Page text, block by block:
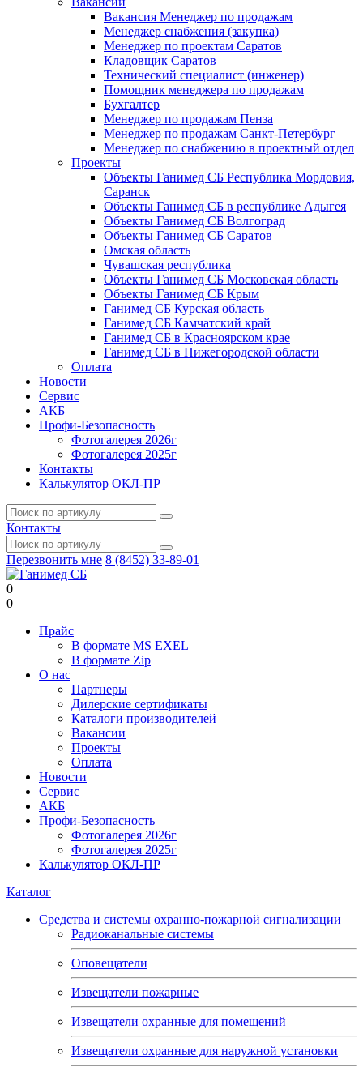
Вакансия Менеджер по продажам
Менеджер снабжения (закупка)
Менеджер по проектам Саратов
Кладовщик Саратов
Технический специалист (инженер)
Помощник менеджера по продажам
Бухгалтер
Менеджер по продажам Пенза
Менеджер по продажам Санкт-Петербург
Менеджер по снабжению в проектный отдел
Проекты
Объекты Ганимед СБ Республика Мордовия,
Саранск
Объекты Ганимед СБ в республике Адыгея
Объекты Ганимед СБ Волгоград
Объекты Ганимед СБ Саратов
Омская область
Чувашская республика
Объекты Ганимед СБ Московская область
Объекты Ганимед СБ Крым
Ганимед СБ Курская область
Ганимед СБ Камчатский край
Ганимед СБ в Красноярском крае
Ганимед СБ в Нижегородской области
Оплата
Новости
Сервис
АКБ
Профи-Безопасность
Фотогалерея 2026г
Фотогалерея 2025г
Контакты
Калькулятор ОКЛ-ПР
Контакты
Перезвонить мне 8 (8452) 33-89-01
0
0
Прайс
В формате MS EXEL
В формате Zip
О нас
Партнеры
Дилерские сертификаты
Каталоги производителей
Вакансии
Проекты
Оплата
Новости
Сервис
АКБ
Профи-Безопасность
Фотогалерея 2026г
Фотогалерея 2025г
Калькулятор ОКЛ-ПР
Каталог
Средства и системы охранно-пожарной сигнализации
Радиоканальные системы
Оповещатели
Извещатели пожарные
Извещатели охранные для помещений
Извещатели охранные для наружной установки